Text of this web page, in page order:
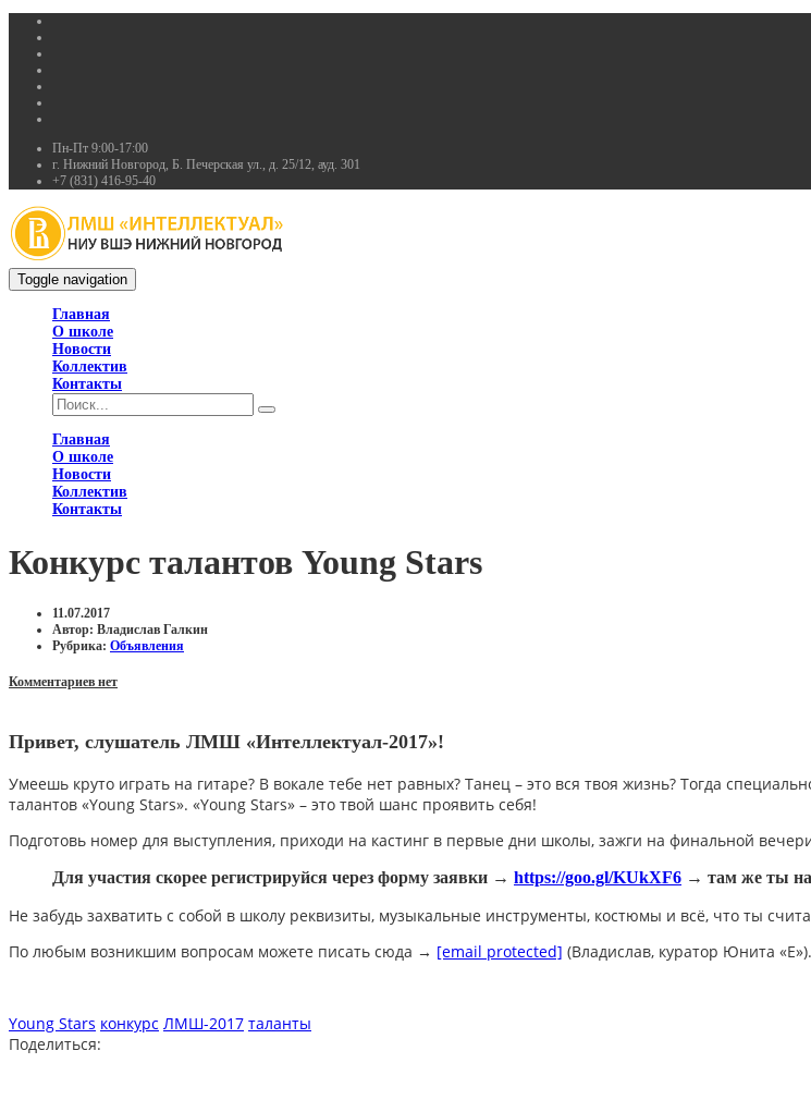
Пн-Пт 9:00-17:00
г. Нижний Новгород, Б. Печерская ул., д. 25/12, ауд. 301
+7 (831) 416-95-40
Toggle navigation
Главная
О школе
Новости
Коллектив
Контакты
Главная
О школе
Новости
Коллектив
Контакты
Конкурс талантов Young Stars
11.07.2017
Автор: Владислав Галкин
Рубрика: Объявления
Комментариев нет
Привет, слушатель ЛМШ «Интеллектуал-2017»!
Умеешь круто играть на гитаре? В вокале тебе нет равных? Танец – это вся твоя жизнь? Тогда
талантов «Young Stars». «Young Stars» – это твой шанс проявить себя!
Подготовь номер для выступления, приходи на кастинг в первые дни школы, зажги на финальной
Для участия скорее регистрируйся через форму заявки ­ → https://goo.gl/KUkXF6 → там же ты
Не забудь захватить с собой в школу реквизиты, музыкальные инструменты, костюмы и всё, что ты
По любым возникшим вопросам можете писать сюда → [email protected] (Владислав, куратор Юнита «Е»).
Young Stars конкурс ЛМШ-2017 таланты
Поделиться: